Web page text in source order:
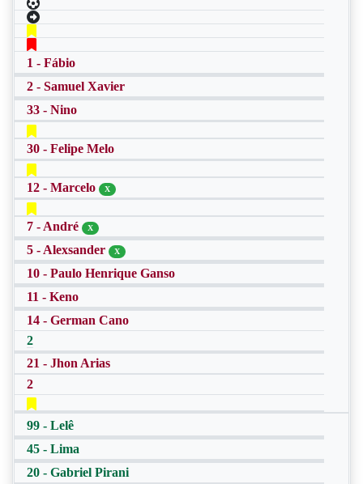
1 - Fábio
2 - Samuel Xavier
33 - Nino
30 - Felipe Melo
12 - Marcelo X
7 - André X
5 - Alexsander X
10 - Paulo Henrique Ganso
11 - Keno
14 - German Cano
2
21 - Jhon Arias
2
99 - Lelê
45 - Lima
20 - Gabriel Pirani